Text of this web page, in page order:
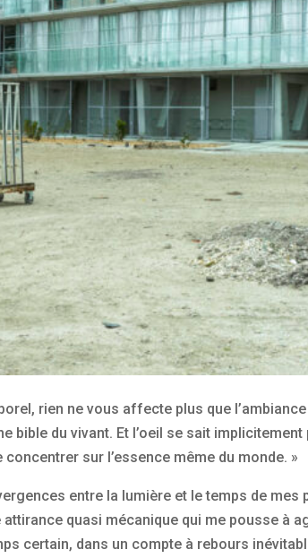
rien ne vous affecte plus que
bible du vivant. Et l’oeil se sait
sur l’essence même du monde. »
entre la lumière et le temps de mes
quasi mécanique qui me pousse à
certain, dans un compte à rebours